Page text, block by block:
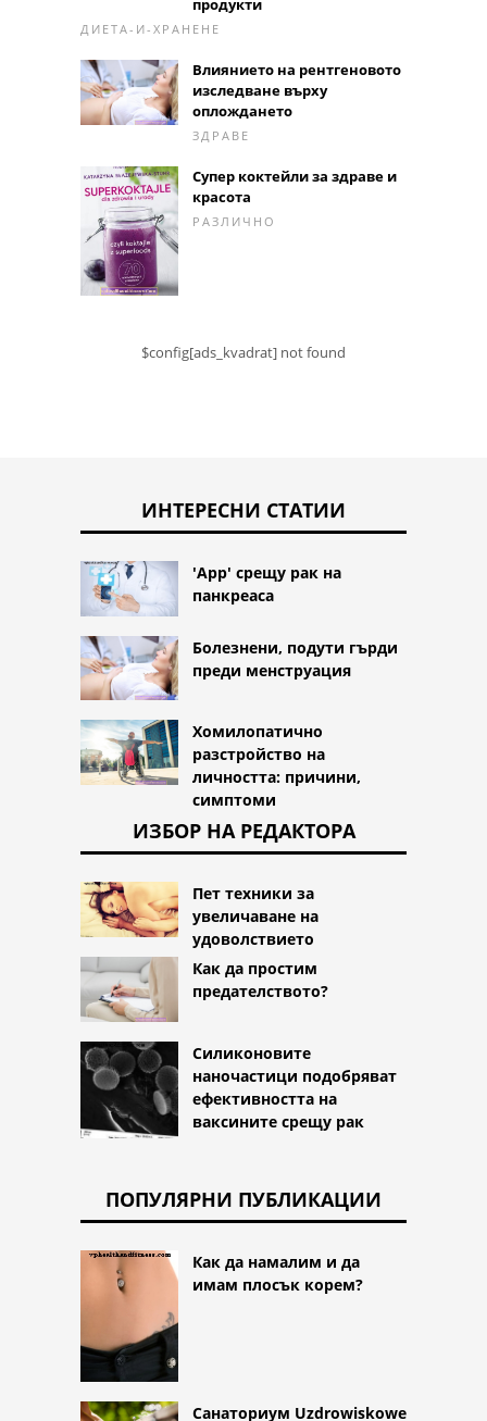
продукти
ДИЕТА-И-ХРАНЕНЕ
Влиянието на рентгеновото
изследване върху
оплождането
ЗДРАВЕ
Супер коктейли за здраве и
красота
РАЗЛИЧНО
$config[ads_kvadrat] not found
ИНТЕРЕСНИ СТАТИИ
'App' срещу рак на
панкреаса
Болезнени, подути гърди
преди менструация
Хомилопатично
разстройство на
личността: причини,
симптоми
ИЗБОР НА РЕДАКТОРА
Пет техники за
увеличаване на
удоволствието
Как да простим
предателството?
Силиконовите
наночастици подобряват
ефективността на
ваксините срещу рак
ПОПУЛЯРНИ ПУБЛИКАЦИИ
Как да намалим и да
имам плосък корем?
Санаториум Uzdrowiskowe